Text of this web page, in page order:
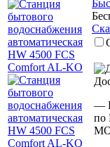
—
по